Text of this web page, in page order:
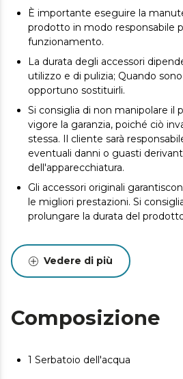
È importante eseguire la
prodotto in modo responsabile
funzionamento.
La durata degli accessori
utilizzo e di pulizia; Quando
opportuno sostituirli.
Si consiglia di non manipolare il
vigore la garanzia, poiché ciò
stessa. Il cliente sarà
eventuali danni o guasti
dell'apparecchiatura.
Gli accessori originali
le migliori prestazioni. Si
prolungare la durata del
Vedere di più
Composizione
1 Serbatoio dell'acqua